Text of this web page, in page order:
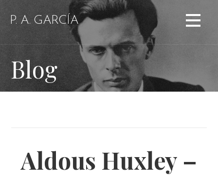
P. A. GARCÍA
Blog
Aldous Huxley –